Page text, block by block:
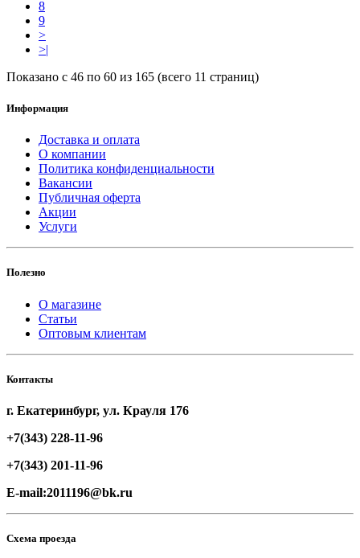
8
9
>
>|
Показано с 46 по 60 из 165 (всего 11 страниц)
Информация
Доставка и оплата
О компании
Политика конфиденциальности
Вакансии
Публичная оферта
Акции
Услуги
Полезно
О магазине
Статьи
Оптовым клиентам
Контакты
г. Екатеринбург, ул. Крауля 176
+7(343) 228-11-96
+7(343) 201-11-96
E-mail:2011196@bk.ru
Схема проезда